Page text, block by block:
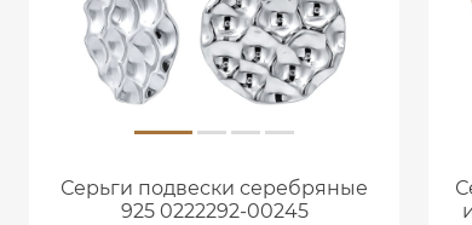
Серьги подвески серебряные
925 0222292-00245